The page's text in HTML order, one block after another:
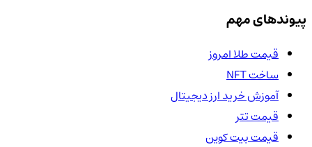
پیوندهای مهم
قیمت طلا امروز
ساخت NFT
آموزش خرید ارز دیجیتال
قیمت تتر
قیمت بیت کوین